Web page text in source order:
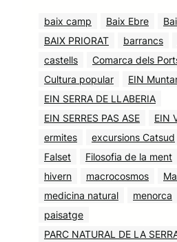
baix camp Baix Ebre
BAIX PRIORAT
barrancs
castells
Comarca dels
Cultura popular
EIN
EIN SERRA DE LLABERIA
EIN SERRES PAS ASE
EIN
ermites
excursions Catsud
Falset
Filosofia de la ment
hivern
macrocosmos
medicina natural
menorca
paisatge
PARC NATURAL DE LA